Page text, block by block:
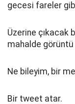
gecesi fareler
Üzerine çıkacak
mahalde görüntü
Ne bileyim, bir
Bir tweet atar.